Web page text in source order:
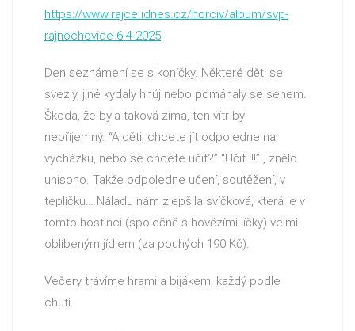
https://www.rajce.idnes.cz/horciv/album/svp-
rajnochovice-6-4-2025
Den seznámení se s koníčky. Některé děti se
svezly, jiné kydaly hnůj nebo pomáhaly se senem.
Škoda, že byla taková zima, ten vítr byl
nepříjemný. “A děti, chcete jít odpoledne na
vycházku, nebo se chcete učit?” “Učit !!!” , znělo
unisono. Takže odpoledne učení, soutěžení, v
teplíčku… Náladu nám zlepšila svíčková, která je v
tomto hostinci (společně s hovězími líčky) velmi
oblíbeným jídlem (za pouhých 190 Kč).
Večery trávíme hrami a bijákem, každý podle
chuti.